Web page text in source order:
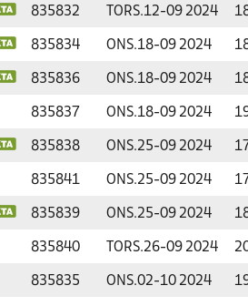
835832 TORS.12-09 2024
835834 ONS.18-09 2024
835836 ONS.18-09 2024
835837 ONS.18-09 2024
835838 ONS.25-09 2024
835841 ONS.25-09 2024
835839 ONS.25-09 2024
835840 TORS.26-09 2024
835835 ONS.02-10 2024